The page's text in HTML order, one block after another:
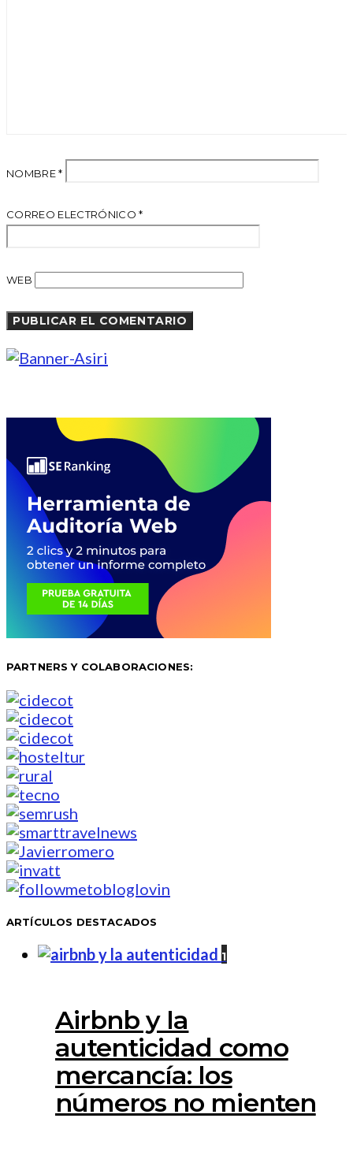
NOMBRE*
CORREO ELECTRÓNICO*
WEB
PARTNERS Y COLABORACIONES:
ARTÍCULOS DESTACADOS
1
Airbnb y la
autenticidad como
mercancía: los
números no mienten